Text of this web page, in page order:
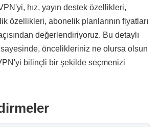
hız, yayın destek özellikleri,
özellikleri, abonelik planlarının fiyatları
değerlendiriyoruz. Bu detaylı
öncelikleriniz ne olursa olsun
bilinçli bir şekilde seçmenizi